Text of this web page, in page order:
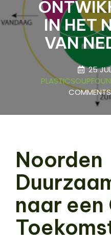
IN HET
VAN
25
COMMENTS
Noorden
naar een